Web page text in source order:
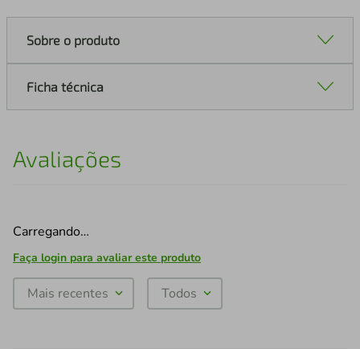
Sobre o produto
Ficha técnica
Avaliações
Carregando…
Faça login para avaliar este produto
Mais recentes Todos